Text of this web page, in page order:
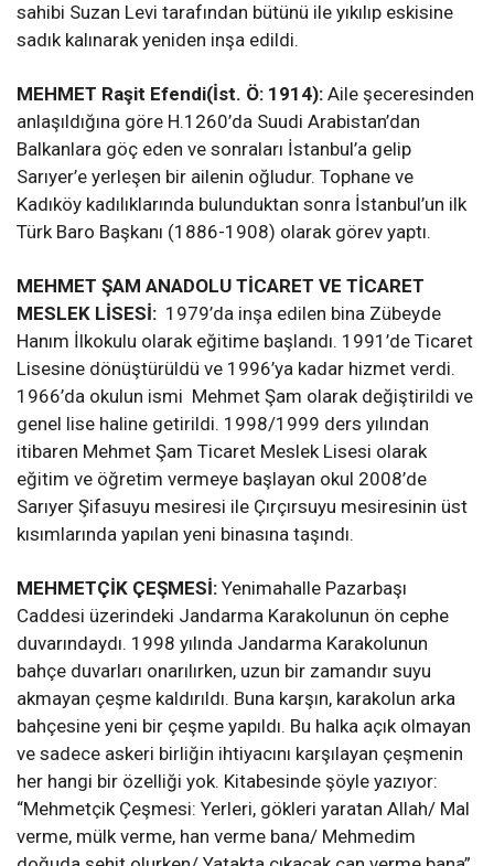
sahibi Suzan Levi tarafından bütünü ile yıkılıp eskisine
sadık kalınarak yeniden inşa edildi.
MEHMET Raşit Efendi(İst. Ö: 1914): Aile şeceresinden
anlaşıldığına göre H.1260’da Suudi Arabistan’dan
Balkanlara göç eden ve sonraları İstanbul’a gelip
Sarıyer’e yerleşen bir ailenin oğludur. Tophane ve
Kadıköy kadılıklarında bulunduktan sonra İstanbul’un ilk
Türk Baro Başkanı (1886-1908) olarak görev yaptı.
MEHMET ŞAM ANADOLU TİCARET VE TİCARET
MESLEK LİSESİ: 1979’da inşa edilen bina Zübeyde
Hanım İlkokulu olarak eğitime başlandı. 1991’de Ticaret
Lisesine dönüştürüldü ve 1996’ya kadar hizmet verdi.
1966’da okulun ismi Mehmet Şam olarak değiştirildi ve
genel lise haline getirildi. 1998/1999 ders yılından
itibaren Mehmet Şam Ticaret Meslek Lisesi olarak
eğitim ve öğretim vermeye başlayan okul 2008’de
Sarıyer Şifasuyu mesiresi ile Çırçırsuyu mesiresinin üst
kısımlarında yapılan yeni binasına taşındı.
MEHMETÇİK ÇEŞMESİ: Yenimahalle Pazarbaşı
Caddesi üzerindeki Jandarma Karakolunun ön cephe
duvarındaydı. 1998 yılında Jandarma Karakolunun
bahçe duvarları onarılırken, uzun bir zamandır suyu
akmayan çeşme kaldırıldı. Buna karşın, karakolun arka
bahçesine yeni bir çeşme yapıldı. Bu halka açık olmayan
ve sadece askeri birliğin ihtiyacını karşılayan çeşmenin
her hangi bir özelliği yok. Kitabesinde şöyle yazıyor:
“Mehmetçik Çeşmesi: Yerleri, gökleri yaratan Allah/ Mal
verme, mülk verme, han verme bana/ Mehmedim